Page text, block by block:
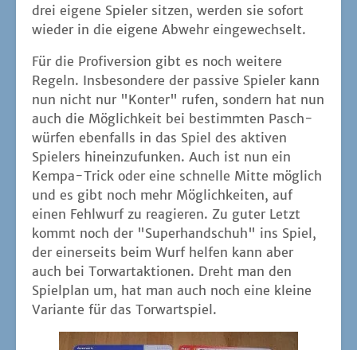
drei eige­ne Spie­ler sit­zen, wer­den sie sofort
wie­der in die eige­ne Abwehr eingewechselt.
Für die Pro­fi­ver­si­on gibt es noch wei­te­re
Regeln. Ins­be­son­de­re der pas­si­ve Spie­ler kann
nun nicht nur "Kon­ter" rufen, son­dern hat nun
auch die Mög­lich­keit bei bestimm­ten Pasch­
wür­fen eben­falls in das Spiel des akti­ven
Spie­lers hin­ein­zu­fun­ken. Auch ist nun ein
Kem­pa-Trick oder eine schnel­le Mit­te mög­lich
und es gibt noch mehr Mög­lich­kei­ten, auf
einen Fehl­wurf zu reagie­ren. Zu guter Letzt
kommt noch der "Super­hand­schuh" ins Spiel,
der einer­seits beim Wurf hel­fen kann aber
auch bei Tor­war­tak­tio­nen. Dreht man den
Spiel­plan um, hat man auch noch eine klei­ne
Vari­an­te für das Torwartspiel.